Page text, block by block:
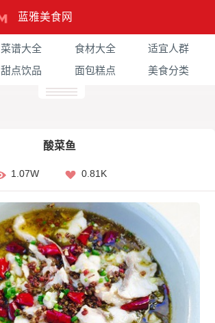
蓝雅美食网
菜谱大全 食材大全
适宜人群
甜点饮品 面包糕点 美食分类
酸菜鱼
1.07W 0.81K